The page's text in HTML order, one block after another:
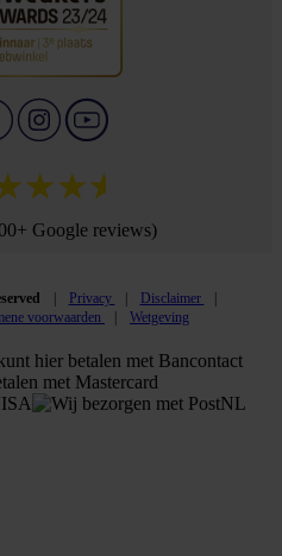
Google reviews)
Privacy
Disclaimer
voorwaarden Wetgeving